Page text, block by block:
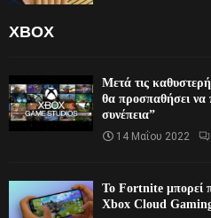
XBOX
Μετά τις
θα προσπαθήσει να
συνέπεια”
14 Μαΐου 2022
Το Fortnite μπορεί
Xbox Cloud